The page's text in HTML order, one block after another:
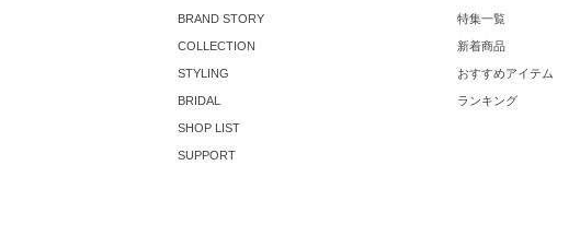
BRAND STORY
COLLECTION
STYLING
BRIDAL
SHOP LIST
SUPPORT
特集一覧
新着商品
おすすめアイテム
ランキング